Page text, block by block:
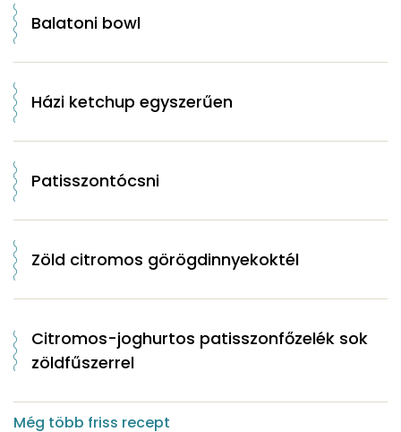
Balatoni bowl
Házi ketchup egyszerűen
Patisszontócsni
Zöld citromos görögdinnyekoktél
Citromos-joghurtos patisszonfőzelék sok
zöldfűszerrel
Még több friss recept